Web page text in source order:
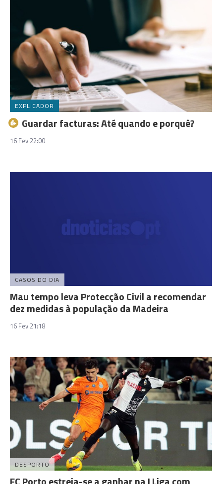
EXPLICADOR
Guardar facturas: Até quando e porquê?
16 Fev 22:00
CASOS DO DIA
Mau tempo leva Protecção Civil a recomendar
dez medidas à população da Madeira
16 Fev 21:18
DESPORTO